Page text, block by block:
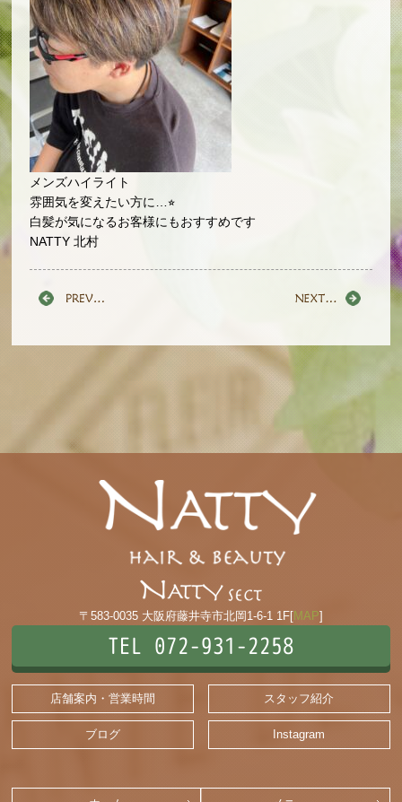
メンズハイライト
雰囲気を変えたい方に…⭐︎
白髪が気になるお客様にもおすすめです
NATTY 北村
〒583-0035 大阪府藤井寺市北岡1-6-1 1F[MAP]
TEL 072-931-2258
店舗案内・営業時間 スタッフ紹介
ブログ Instagram